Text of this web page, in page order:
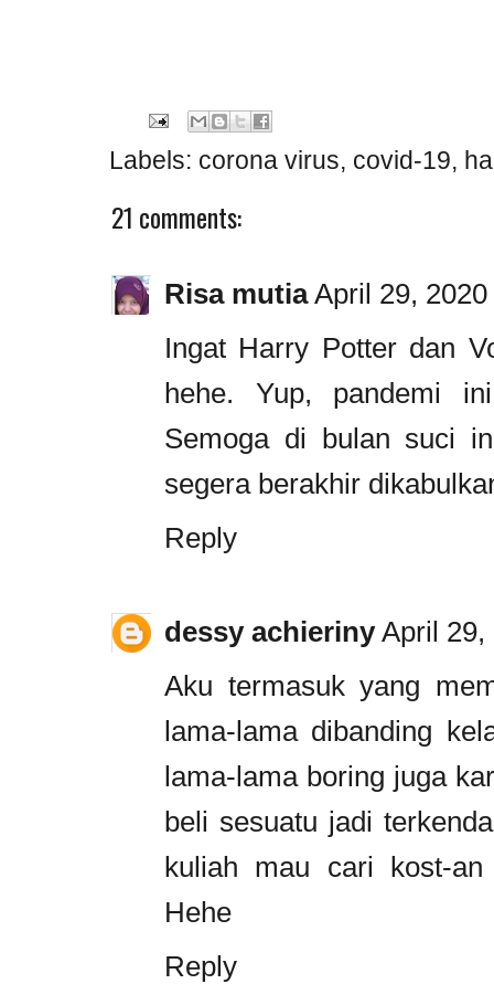
Labels: corona virus, covid-19,
21 comments:
Risa mutia April 29,
Ingat Harry Potter dan
hehe. Yup, pandemi
Semoga di bulan suci
segera berakhir
Reply
dessy achieriny April 29,
Aku termasuk yang
lama-lama dibanding
lama-lama boring juga
beli sesuatu jadi
kuliah mau cari kost-
Hehe
Reply